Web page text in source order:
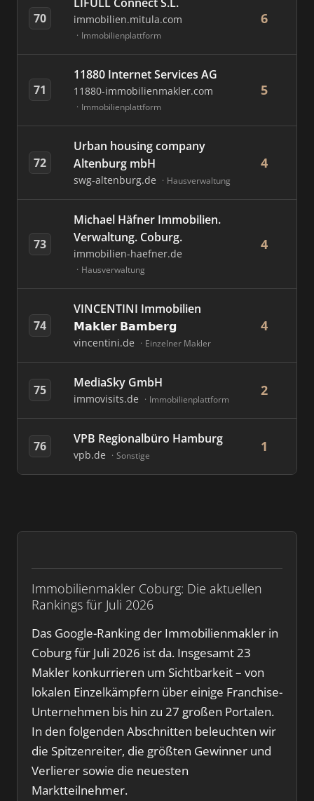
Immobilienmakler Coburg: Die aktuellen
Rankings für Juli 2026
Das Google-Ranking der Immobilienmakler in
Coburg für Juli 2026 ist da. Insgesamt 23
Makler konkurrieren um Sichtbarkeit – von
lokalen Einzelkämpfern über einige Franchise-
Unternehmen bis hin zu 27 großen Portalen.
In den folgenden Abschnitten beleuchten wir
die Spitzenreiter, die größten Gewinner und
Verlierer sowie die neuesten
Marktteilnehmer.
70 immobilien.mitula.com
Immobilienplattform
6
71
11880 Internet Services AG
11880-immobilienmakler.com
Immobilienplattform
5
72
Urban housing company
Altenburg mbH
swg-altenburg.de Hausverwaltung
4
73
Michael Häfner Immobilien.
Verwaltung. Coburg.
immobilien-haefner.de
Hausverwaltung
4
74
VINCENTINI Immobilien
𝗠𝗮𝗸𝗹𝗲𝗿 𝗕𝗮𝗺𝗯𝗲𝗿𝗴
vincentini.de Einzelner Makler
4
75 MediaSky GmbH
immovisits.de Immobilienplattform
2
76 VPB Regionalbüro Hamburg
vpb.de Sonstige
1